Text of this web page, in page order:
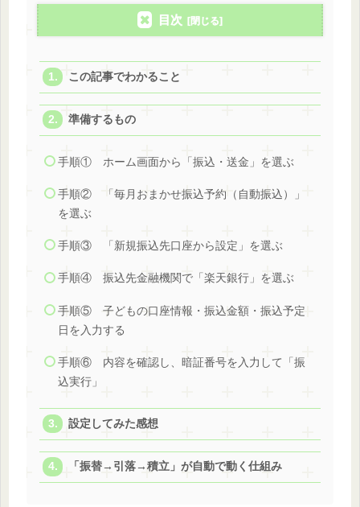
目次
この記事でわかること
準備するもの
手順① ホーム画面から「振込・送金」を選ぶ
手順② 「毎月おまかせ振込予約（自動振込）」
を選ぶ
手順③ 「新規振込先口座から設定」を選ぶ
手順④ 振込先金融機関で「楽天銀行」を選ぶ
手順⑤ 子どもの口座情報・振込金額・振込予定
日を入力する
手順⑥ 内容を確認し、暗証番号を入力して「振
込実行」
設定してみた感想
「振替→引落→積立」が自動で動く仕組み